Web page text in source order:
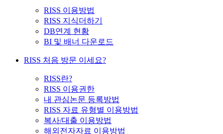
RISS 이용방법
RISS 지식더하기
DB연계 현황
BI 및 배너 다운로드
RISS 처음 방문 이세요?
RISS란?
RISS 이용권한
내 관심논문 등록방법
RISS 자료 유형별 이용방법
복사/대출 이용방법
해외전자자료 이용방법